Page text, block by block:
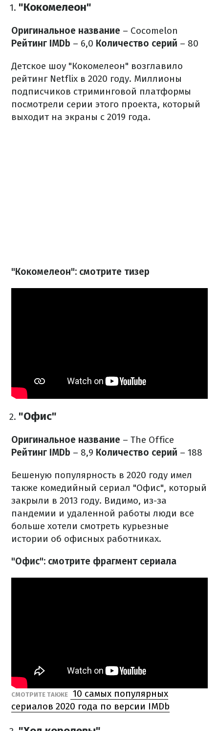
"Кокомелеон"
Оригинальное название – Cocomelon
Рейтинг IMDb – 6,0 Количество серий – 80
Детское шоу "Кокомелеон" возглавило
рейтинг Netflix в 2020 году. Миллионы
подписчиков стриминговой платформы
посмотрели серии этого проекта, который
выходит на экраны с 2019 года.
"Кокомелеон": смотрите тизер
"Офис"
Оригинальное название – The Office
Рейтинг IMDb – 8,9 Количество серий – 188
Бешеную популярность в 2020 году имел
также комедийный сериал "Офис", который
закрыли в 2013 году. Видимо, из-за
пандемии и удаленной работы люди все
больше хотели смотреть курьезные
истории об офисных работниках.
"Офис": смотрите фрагмент сериала
СМОТРИТЕ ТАКЖЕ
10 самых популярных
сериалов 2020 года по версии IMDb